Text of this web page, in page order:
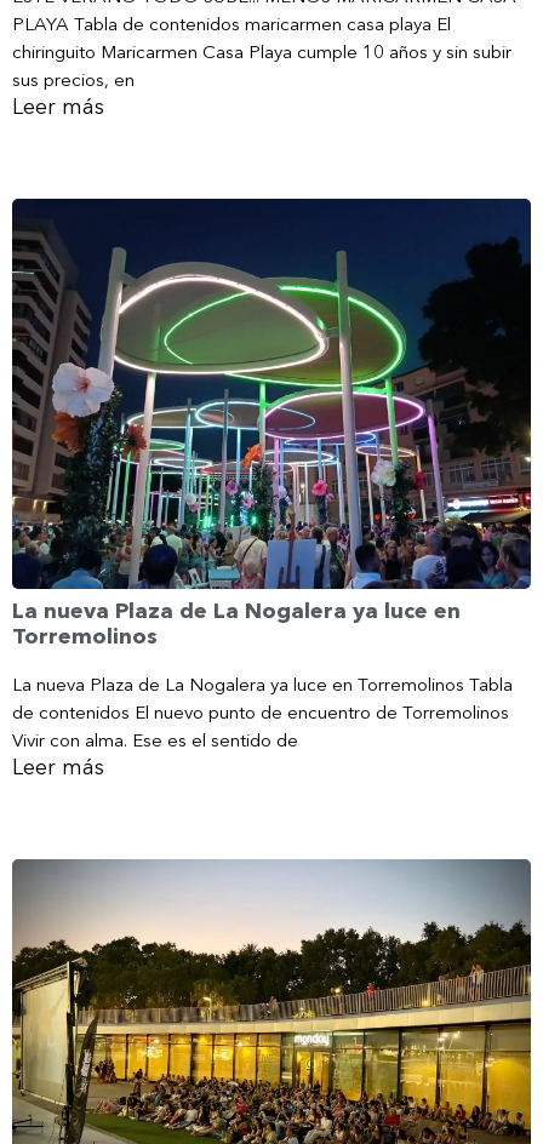
PLAYA Tabla de contenidos maricarmen casa playa El
chiringuito Maricarmen Casa Playa cumple 10 años y sin subir
sus precios, en
Leer más
La nueva Plaza de La Nogalera ya luce en
Torremolinos
La nueva Plaza de La Nogalera ya luce en Torremolinos Tabla
de contenidos El nuevo punto de encuentro de Torremolinos
Vivir con alma. Ese es el sentido de
Leer más